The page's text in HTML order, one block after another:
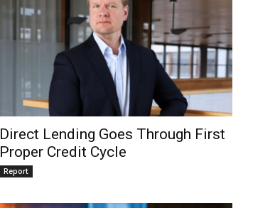
Direct Lending Goes Through First
Proper Credit Cycle
Report